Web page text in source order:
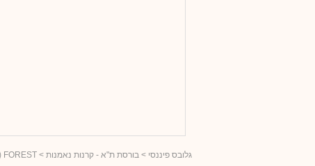
גלובס פיננסי > בורסת ת"א - קרנות נאמנות > 0A) FOREST) אגם - אג"ח מדינה